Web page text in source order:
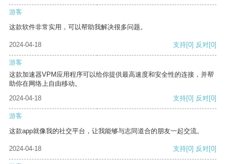
游客
这款软件非常实用，可以帮助我解决很多问题。
2024-04-18 支持[0] 反对[0]
游客
这款加速器VPM应用程序可以给你提供最高速度和安全性的连接，并帮
助你在网络上自由移动。
2024-04-18
支持[0] 反对[0]
游客
这款app就像我的社交平台，让我能够与志同道合的朋友一起交流。
2024-04-18 支持[0] 反对[0]